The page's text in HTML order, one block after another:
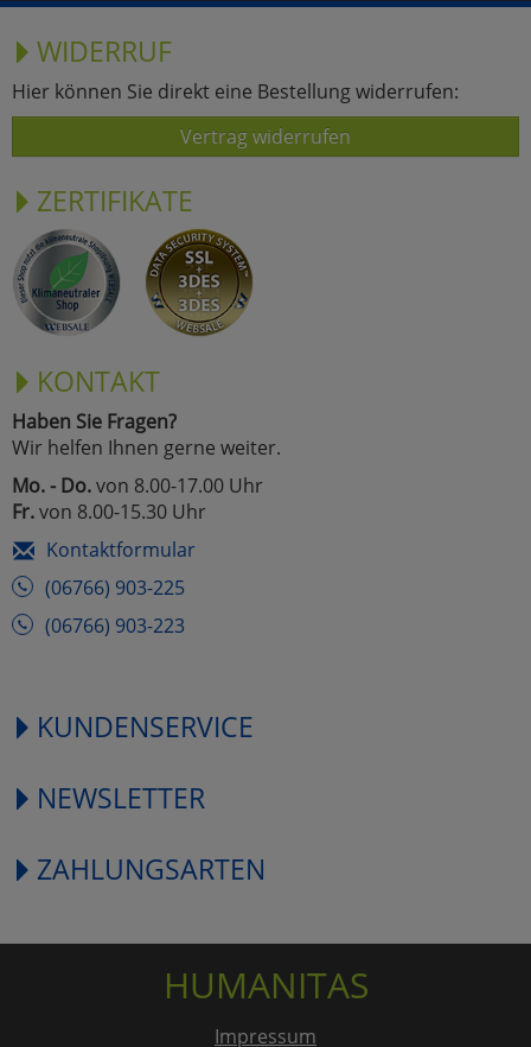
WIDERRUF
Hier können Sie direkt eine Bestellung widerrufen:
Vertrag widerrufen
ZERTIFIKATE
KONTAKT
Haben Sie Fragen?
Wir helfen Ihnen gerne weiter.
Mo. - Do.von 8.00-17.00 Uhr
Fr.von 8.00-15.30 Uhr
Kontaktformular
(06766) 903-225
(06766) 903-223
KUNDENSERVICE
NEWSLETTER
ZAHLUNGSARTEN
HUMANITAS
Impressum